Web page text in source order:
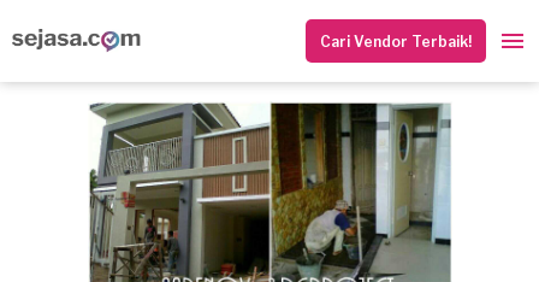
Cari Vendor Terbaik!